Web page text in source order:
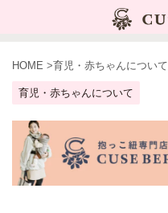
HOME >育児・赤ちゃんについて
育児・赤ちゃんについて